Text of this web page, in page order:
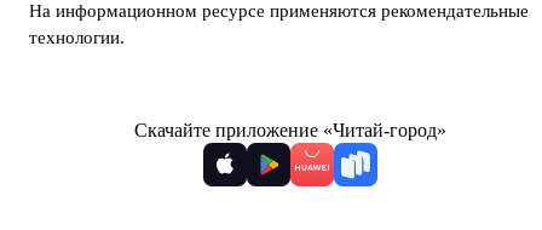
На информационном ресурсе применяются рекомендательные
технологии.
Скачайте приложение «Читай-город»